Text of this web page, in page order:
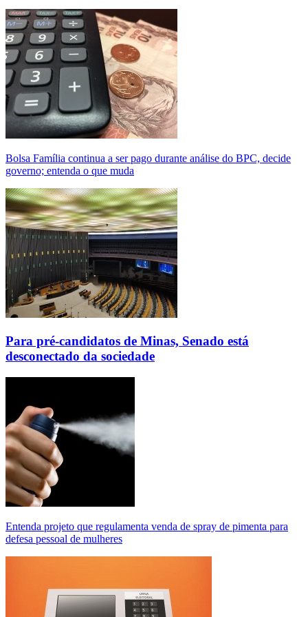
Bolsa Família continua a ser pago durante análise do BPC, decide
governo; entenda o que muda
Para pré-candidatos de Minas, Senado está
desconectado da sociedade
Entenda projeto que regulamenta venda de spray de pimenta para
defesa pessoal de mulheres